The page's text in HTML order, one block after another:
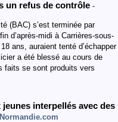
un refus de contrôle -
(BAC) s’est terminée par
d’après-midi à Carrières-sous-
ans, auraient tenté d’échapper
a été blessé au cours de
faits se sont produits vers
interpellés avec des